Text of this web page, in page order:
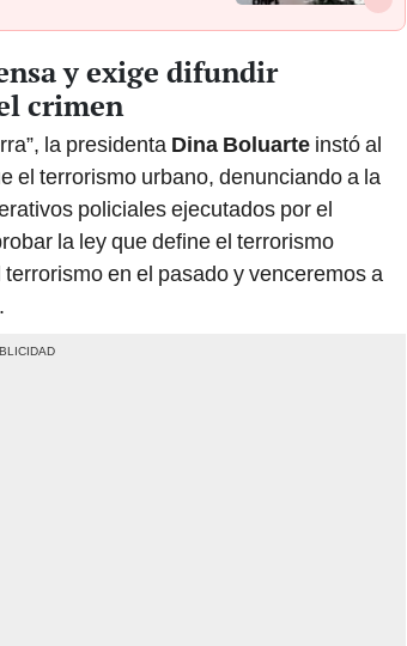
y exige difundir
crimen
la presidenta Dina Boluarte instó al
el terrorismo urbano, denunciando a la
policiales ejecutados por el
la ley que define el terrorismo
en el pasado y venceremos a